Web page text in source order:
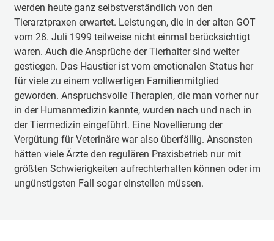
werden heute ganz selbstverständlich von den
Tierarztpraxen erwartet. Leistungen, die in der alten GOT
vom 28. Juli 1999 teilweise nicht einmal berücksichtigt
waren. Auch die Ansprüche der Tierhalter sind weiter
gestiegen. Das Haustier ist vom emotionalen Status her
für viele zu einem vollwertigen Familienmitglied
geworden. Anspruchsvolle Therapien, die man vorher nur
in der Humanmedizin kannte, wurden nach und nach in
der Tiermedizin eingeführt. Eine Novellierung der
Vergütung für Veterinäre war also überfällig. Ansonsten
hätten viele Ärzte den regulären Praxisbetrieb nur mit
größten Schwierigkeiten aufrechterhalten können oder im
ungünstigsten Fall sogar einstellen müssen.